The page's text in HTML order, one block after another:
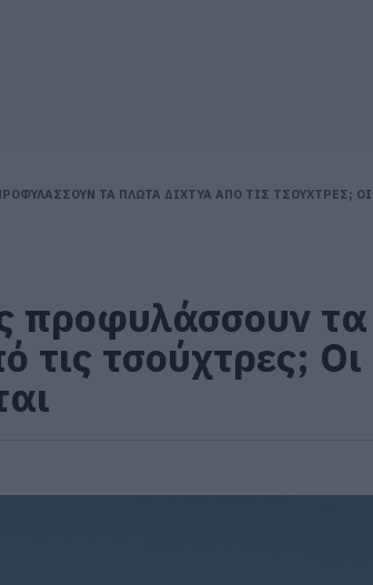
ΤΑ ΠΛΩΤΑ ΔΙΧΤΥΑ ΑΠΟ ΤΙΣ ΤΣΟΥΧΤΡΕΣ; ΟΙ
προφυλάσσουν τα
τις τσούχτρες; Οι